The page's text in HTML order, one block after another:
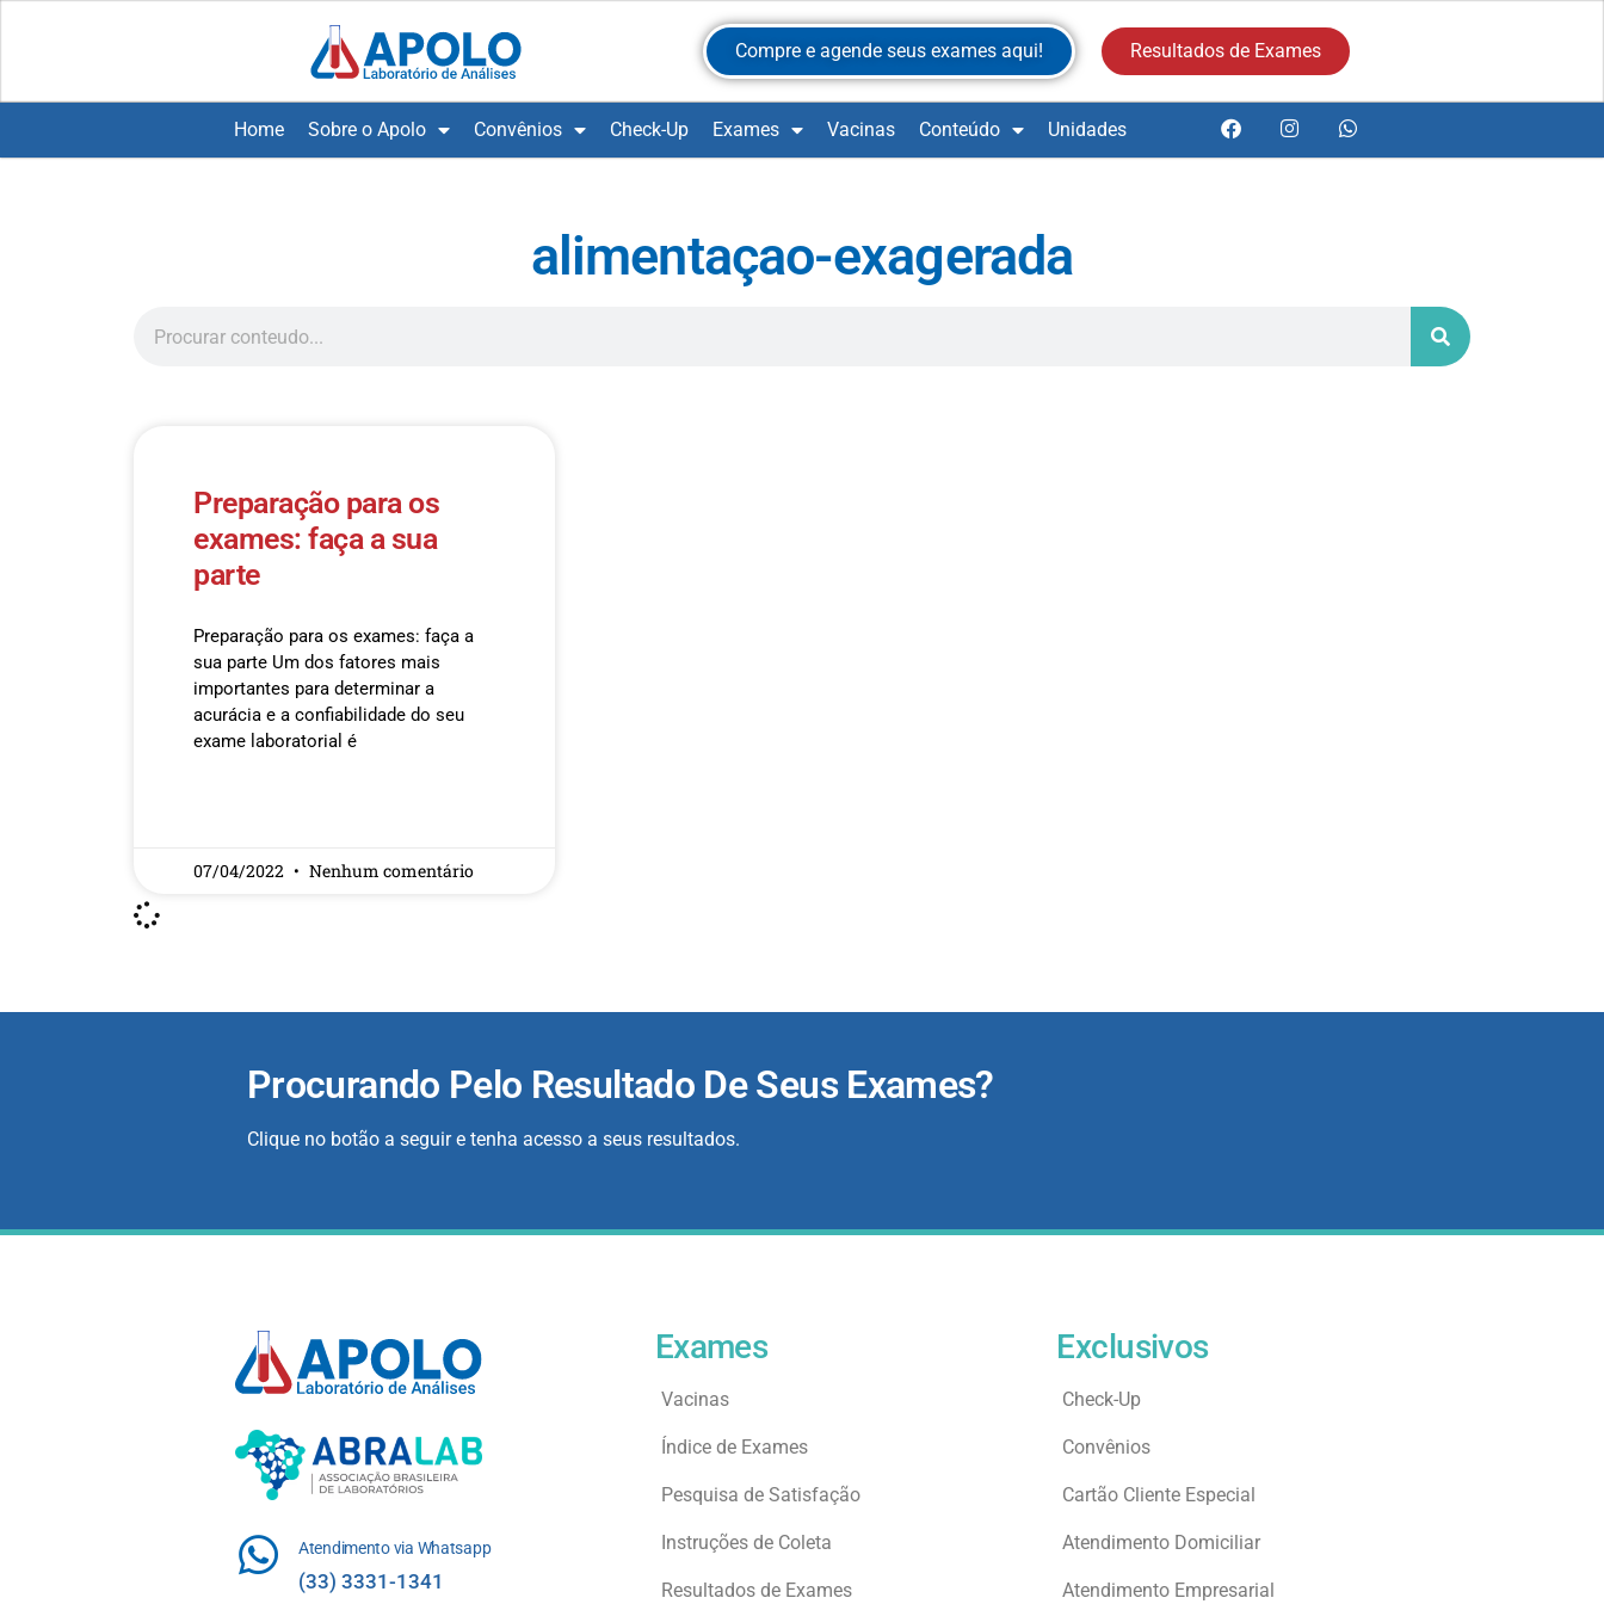
Compre e agende seus exames aqui! Resultados de Exames
Home Sobre o Apolo Convênios Check-Up Exames Vacinas Conteúdo Unidades
alimentaçao-exagerada
Preparação para os
exames: faça a sua
parte
Preparação para os exames: faça a
sua parte Um dos fatores mais
importantes para determinar a
acurácia e a confiabilidade do seu
exame laboratorial é
07/04/2022 Nenhum comentário
Procurando Pelo Resultado De Seus Exames?
Clique no botão a seguir e tenha acesso a seus resultados.
Atendimento via Whatsapp
(33) 3331-1341
Exames
Vacinas
Índice de Exames
Pesquisa de Satisfação
Instruções de Coleta
Resultados de Exames
Exclusivos
Check-Up
Convênios
Cartão Cliente Especial
Atendimento Domiciliar
Atendimento Empresarial